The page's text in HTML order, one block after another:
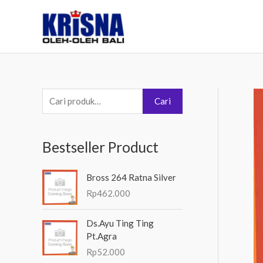
e
c
a
i
a
u
Cari
Bestseller Product
Bross 264 Ratna Silver
Rp462.000
Ds.Ayu Ting Ting
Pt.Agra
Rp52.000